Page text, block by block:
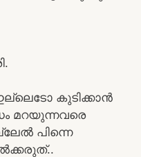
കുടിക്കാൻ
മറയുന്നവരെ
പിന്നെ